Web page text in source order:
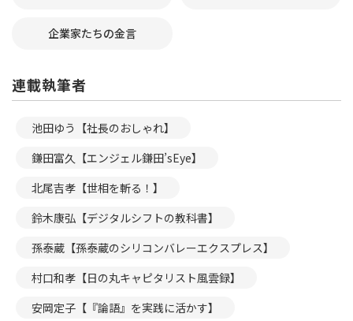
企業家たちの金言
連載執筆者
池田ゆう【社長のおしゃれ】
鎌田富久【エンジェル鎌田’sEye】
北尾吉孝【世相を斬る！】
鈴木康弘【デジタルシフトの教科書】
孫泰蔵【孫泰蔵のシリコンバレーエクスプレス】
村口和孝【日の丸キャピタリスト風雲録】
安岡定子【『論語』を実践に活かす】